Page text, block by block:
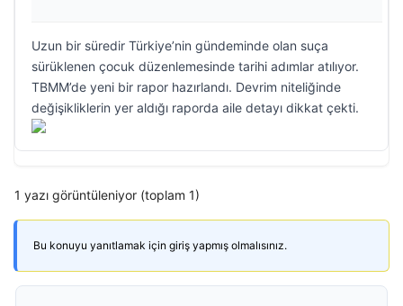
Uzun bir süredir Türkiye’nin gündeminde olan suça
sürüklenen çocuk düzenlemesinde tarihi adımlar atılıyor.
TBMM’de yeni bir rapor hazırlandı. Devrim niteliğinde
değişikliklerin yer aldığı raporda aile detayı dikkat çekti.
1 yazı görüntüleniyor (toplam 1)
Bu konuyu yanıtlamak için giriş yapmış olmalısınız.